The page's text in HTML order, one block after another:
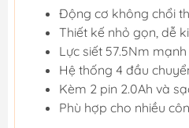
Động cơ không chổi
Thiết kế nhỏ gọn, dễ
Lực siết 57.5Nm mạnh
Hệ thống 4 đầu
Kèm 2 pin 2.0Ah và
Phù hợp cho nhiều